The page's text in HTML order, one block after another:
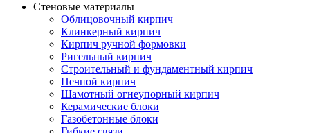
Стеновые материалы
Облицовочный кирпич
Клинкерный кирпич
Кирпич ручной формовки
Ригельный кирпич
Строительный и фундаментный кирпич
Печной кирпич
Шамотный огнеупорный кирпич
Керамические блоки
Газобетонные блоки